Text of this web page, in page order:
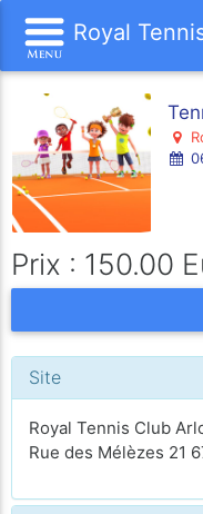
Royal
Prix : 150.00
Site
Royal Tennis Club
Rue des Mélèzes 21